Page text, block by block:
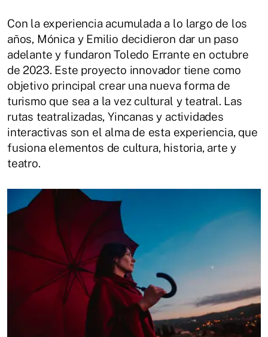
Con la experiencia acumulada a lo largo de los
años, Mónica y Emilio decidieron dar un paso
adelante y fundaron Toledo Errante en octubre
de 2023. Este proyecto innovador tiene como
objetivo principal crear una nueva forma de
turismo que sea a la vez cultural y teatral. Las
rutas teatralizadas, Yincanas y actividades
interactivas son el alma de esta experiencia, que
fusiona elementos de cultura, historia, arte y
teatro.